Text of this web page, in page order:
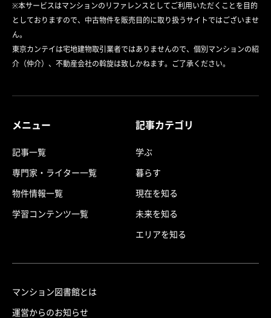
※本サービスはマンションのリファレンスとしてご利用いただくことを目的
としておりますので、中古物件を販売目的に取り扱うサイトではございませ
ん。
東京カンテイは宅地建物取引業者ではありませんので、個別マンションの紹
介（仲介）、不動産会社の斡旋は致しかねます。ご了承ください。
メニュー
記事一覧
専門家・ライター一覧
物件情報一覧
学習コンテンツ一覧
記事カテゴリ
学ぶ
暮らす
現在を知る
未来を知る
エリアを知る
マンション図書館とは
運営からのお知らせ